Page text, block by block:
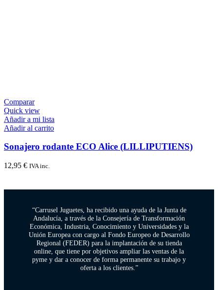
Comparar
Quick view
Añadir a mi lista
Añadir al carrito
Sonajero rodante ECO Alice (LILLIPUTIENS)
12,95 € IVA inc.
“Carrusel Juguetes, ha recibido una ayuda de la Junta de
Andalucía, a través de la Consejería de Transformación
Económica, Industria, Conocimiento y Universidades y la
Unión Europea con cargo al Fondo Europeo de Desarrollo
Regional (FEDER) para la implantación de su tienda
online, que tiene por objetivos ampliar las ventas de la
pyme y dar a conocer de forma permanente su trabajo y
oferta a los clientes.”